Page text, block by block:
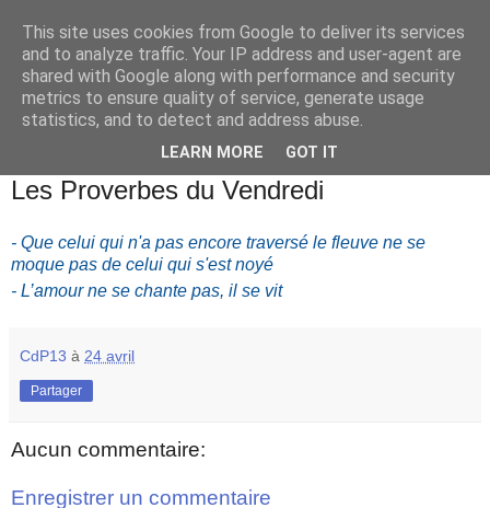
Les Proverbes du Vendredi
- Que celui qui n'a pas encore traversé le fleuve ne se
moque pas de celui qui s'est noyé
- L’amour ne se chante pas, il se vit
CdP13 à 24 avril
Partager
Aucun commentaire:
Enregistrer un commentaire
This site uses cookies from Google to deliver its services
and to analyze traffic. Your IP address and user-agent are
shared with Google along with performance and security
metrics to ensure quality of service, generate usage
statistics, and to detect and address abuse.
LEARN MORE GOT IT